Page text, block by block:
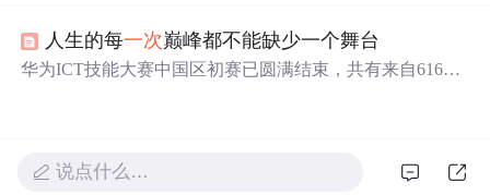
的每一刻，用爱滋养孩子成长。
人生的每一次巅峰都不能缺少一个舞台
华为ICT技能大赛中国区初赛已圆满结束，共有来自616所
采用真实环境进行lab动手实验。
说点什么…